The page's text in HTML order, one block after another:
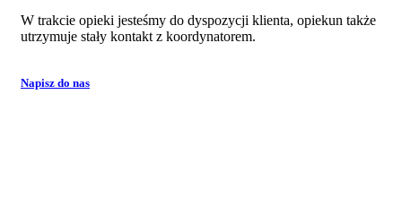
W trakcie opieki jesteśmy do dyspozycji klienta, opiekun także
utrzymuje stały kontakt z koordynatorem.
Napisz do nas